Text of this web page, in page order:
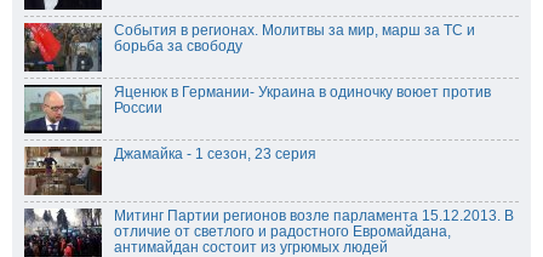
События в регионах. Молитвы за мир, марш за ТС и
борьба за свободу
Яценюк в Германии- Украина в одиночку воюет против
России
Джамайка - 1 сезон, 23 серия
Митинг Партии регионов возле парламента 15.12.2013. В
отличие от светлого и радостного Евромайдана,
антимайдан состоит из угрюмых людей